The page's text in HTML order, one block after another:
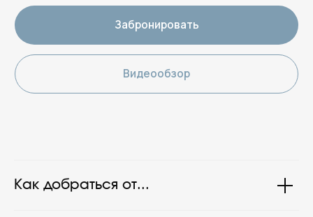
Как добраться от...